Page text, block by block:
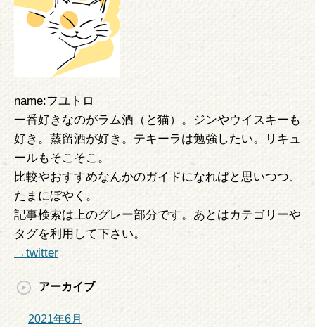
name:フユトロ
一番好きなのがラム酒（と猫）。ジンやウイスキーも
好き。蒸留酒が好き。テキーラは勉強したい。リキュ
ールもそこそこ。
比較やおすすめなんかのガイドになればと思いつつ、
たまにぼやく。
記事検索は上のグレー部分です。あとはカテゴリーや
タグを利用して下さい。
→twitter
アーカイブ
2021年6月